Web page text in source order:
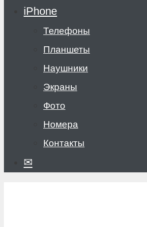
iPhone
Телефоны
Планшеты
Наушники
Экраны
Фото
Номера
Контакты
✉